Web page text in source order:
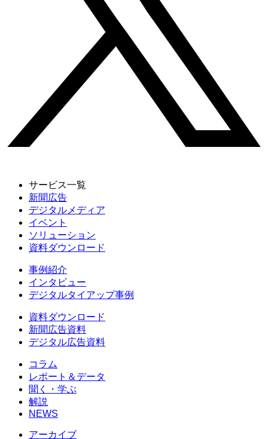
サービス一覧
新聞広告
デジタルメディア
イベント
ソリューション
資料ダウンロード
事例紹介
インタビュー
デジタルタイアップ事例
資料ダウンロード
新聞広告資料
デジタル広告資料
コラム
レポート＆データ
聞く・学ぶ
解説
NEWS
アーカイブ